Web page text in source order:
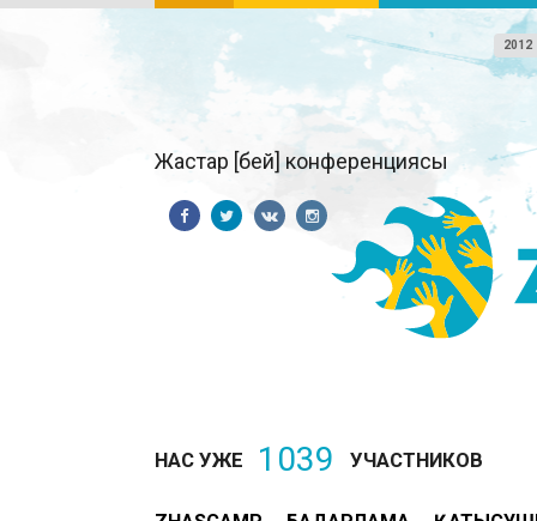
2012
Жастар [бей] конференциясы
НАС УЖЕ 1039 УЧАСТНИКОВ